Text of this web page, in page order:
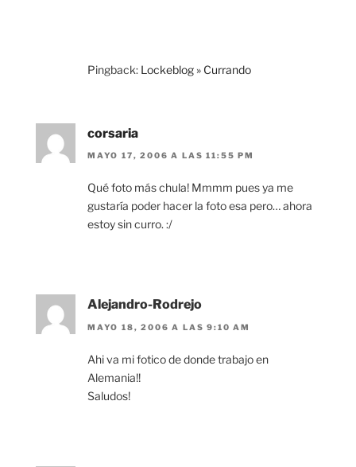
Pingback: Lockeblog » Currando
corsaria
MAYO 17, 2006 A LAS 11:55 PM
Qué foto más chula! Mmmm pues ya me
gustaría poder hacer la foto esa pero… ahora
estoy sin curro. :/
Alejandro-Rodrejo
MAYO 18, 2006 A LAS 9:10 AM
Ahi va mi fotico de donde trabajo en
Alemania!!
Saludos!